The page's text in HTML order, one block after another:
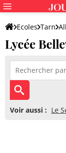
Ecoles Tarn
Lycée
Voir aussi : Le